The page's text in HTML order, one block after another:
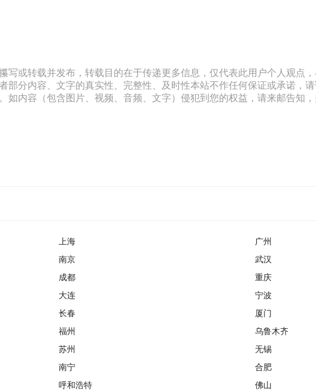
写或转载并发布，转载目的在于传递更多信息，仅代表此用户个人观点
部分内容、文字的真实性、完整性、及时性本站不作任何保证或承诺，
如内容（包含图片、视频、音频、文字）侵犯到您的权益，请来邮告知
上海 广州
南京 武汉
成都 重庆
大连 宁波
长春 厦门
福州 乌鲁木齐
苏州 无锡
南宁 合肥
呼和浩特 佛山